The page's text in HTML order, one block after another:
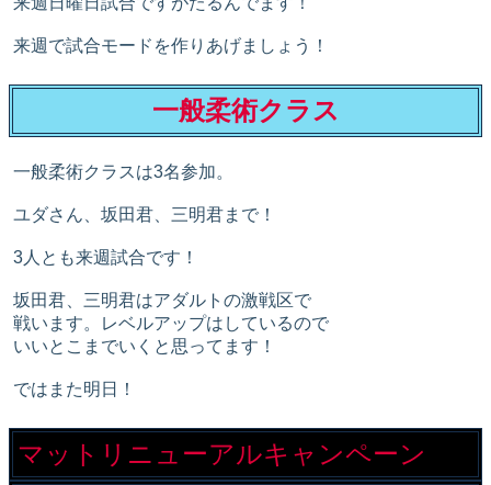
来週で試合モードを作りあげましょう！
一般柔術クラス
一般柔術クラスは3名参加。
ユダさん、坂田君、三明君まで！
3人とも来週試合です！
坂田君、三明君はアダルトの激戦区で
戦います。レベルアップはしているので
いいとこまでいくと思ってます！
ではまた明日！
マットリニューアルキャンペーン